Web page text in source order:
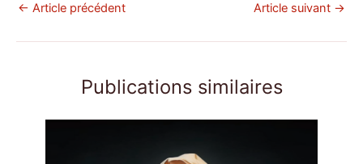
← Article précédent Article suivant →
Publications similaires